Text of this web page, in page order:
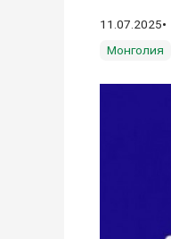
11.07.2025
Монголия